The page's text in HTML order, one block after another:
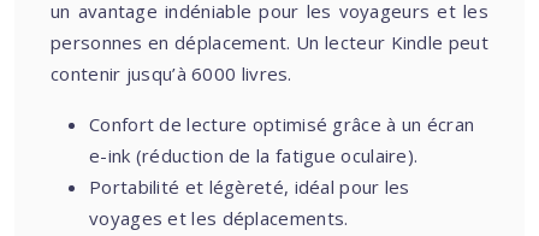
un avantage indéniable pour les voyageurs et les
personnes en déplacement. Un lecteur Kindle peut
contenir jusqu’à 6000 livres.
Confort de lecture optimisé grâce à un écran
e-ink (réduction de la fatigue oculaire).
Portabilité et légèreté, idéal pour les
voyages et les déplacements.